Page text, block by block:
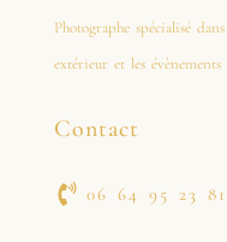
Photographe spécialisé
extérieur et les évènements
Contact
06 64 95 23 81